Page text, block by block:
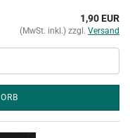
1,90 EUR
(MwSt. inkl.) zzgl. Versand